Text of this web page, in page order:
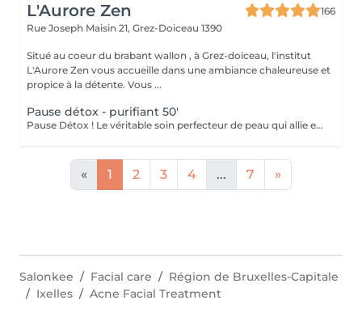
L'Aurore Zen
166
Rue Joseph Maisin 21, Grez-Doiceau 1390
Situé au coeur du brabant wallon , à Grez-doiceau, l'institut
L'Aurore Zen vous accueille dans une ambiance chaleureuse et
propice à la détente. Vous ...
Pause détox - purifiant 50'
Pause Détox ! Le véritable soin perfecteur de peau qui allie efficacité et technicité pour retrouver une peau débarrassée de ses toxines, matifiée et éclatante ! Grâce à Oxalia ® je vous propose un nouveau programme de soin visage détoxifiant, basé sur une gamme de produits aux propriétés régulatrices et purifiantes, et sur une technique qui a fait ses preuves : le drainage lymphatique esthétique manuel ! Au programme de cette offre : De nouvelles formules et un nouveau parfum pour 3 produits de notre gamme Epure Bambou Un nouveau concentré d'hydrolats et son mini-diffuseur portable pour des instants de détente immédiatement rafraîchissants et délassants Un tout nouveau protocole de soin détox incluant des techniques de drainage lymphatique esthétique manuel BIENFAITS DU SOIN PAUSE DÉTOX - Régule l'excès de sébum - Resserre les pores - Libère le visage de ses toxines pour un teint éclatant - Réduit l'apparition des imperfections - Apporte une sensation de bien-être et soulage les tensions
« 1 2 3 4 ... 7 »
Salonkee Facial care
Région de Bruxelles-Capitale
Ixelles
Acne Facial Treatment